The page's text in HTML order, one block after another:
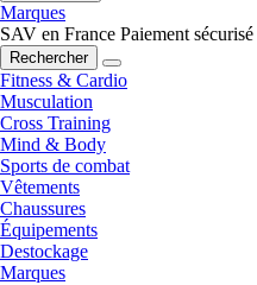
Marques
SAV en France Paiement sécurisé
Rechercher
Fitness & Cardio
Musculation
Cross Training
Mind & Body
Sports de combat
Vêtements
Chaussures
Équipements
Destockage
Marques